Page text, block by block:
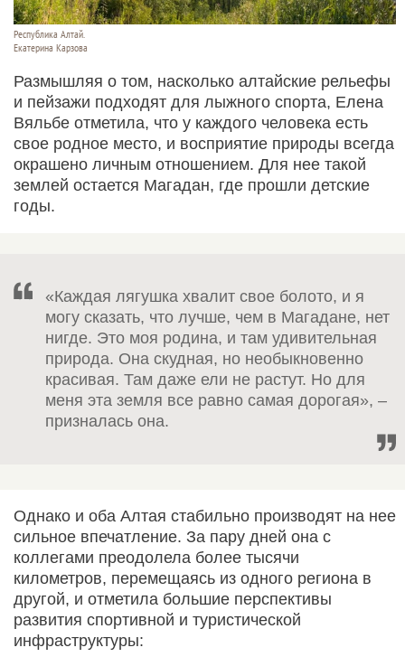
Республика Алтай.
Екатерина Карзова
Размышляя о том, насколько алтайские рельефы
и пейзажи подходят для лыжного спорта, Елена
Вяльбе отметила, что у каждого человека есть
свое родное место, и восприятие природы всегда
окрашено личным отношением. Для нее такой
землей остается Магадан, где прошли детские
годы.
«Каждая лягушка хвалит свое болото, и я
могу сказать, что лучше, чем в Магадане, нет
нигде. Это моя родина, и там удивительная
природа. Она скудная, но необыкновенно
красивая. Там даже ели не растут. Но для
меня эта земля все равно самая дорогая», –
призналась она.
Однако и оба Алтая стабильно производят на нее
сильное впечатление. За пару дней она с
коллегами преодолела более тысячи
километров, перемещаясь из одного региона в
другой, и отметила большие перспективы
развития спортивной и туристической
инфраструктуры: